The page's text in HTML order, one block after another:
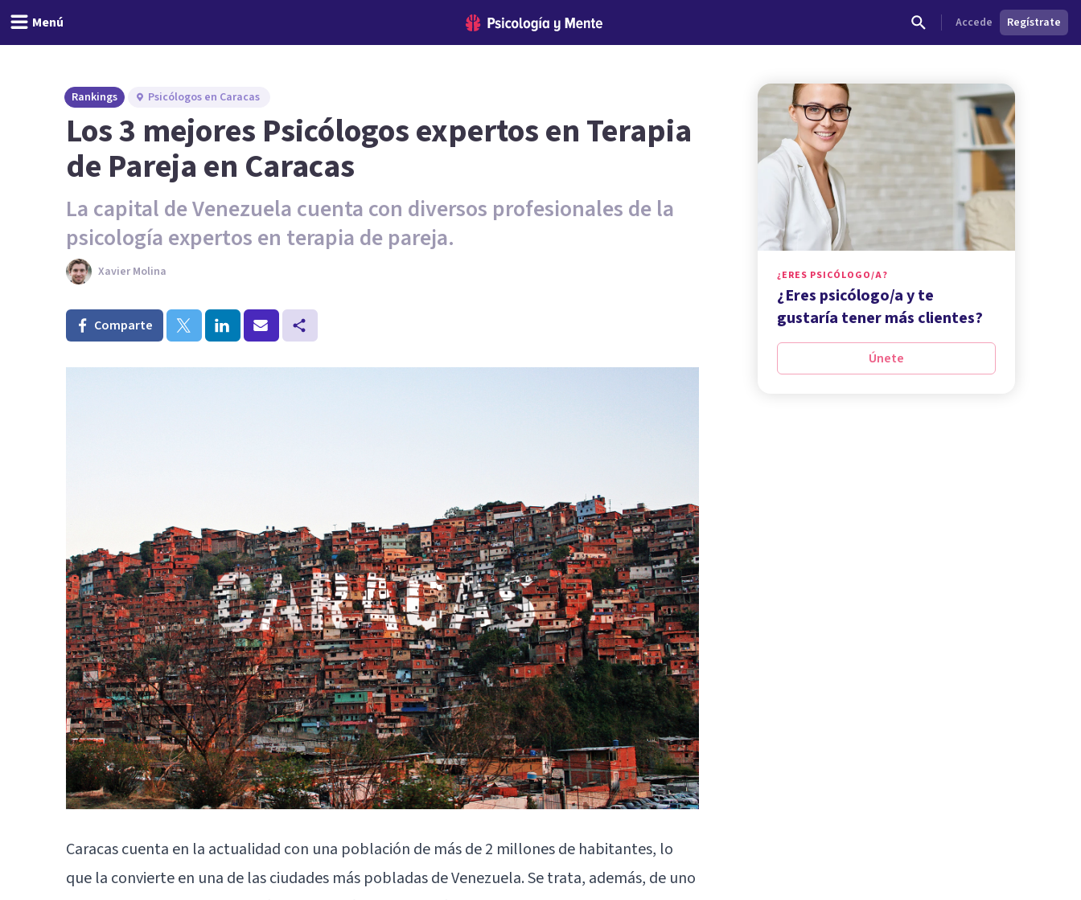
Menú Accede Regístrate
Rankings Psicólogos en Caracas
Los 3 mejores Psicólogos expertos en Terapia
de Pareja en Caracas
La capital de Venezuela cuenta con diversos profesionales de la
psicología expertos en terapia de pareja.
Xavier Molina
Comparte
Caracascuenta en la actualidad con una población de más de 2 millones de habitantes, lo
que la convierte en una de las ciudades más pobladas de Venezuela. Se trata, además, de uno
¿ERES PSICÓLOGO/A?
¿Eres psicólogo/a y te
gustaría tener más clientes?
Únete